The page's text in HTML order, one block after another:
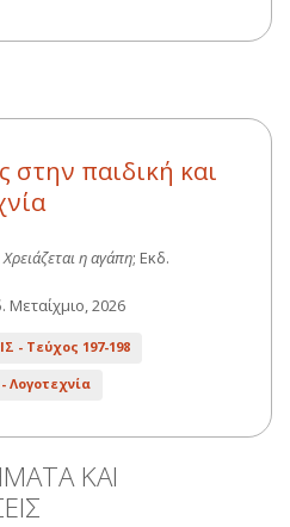
στην παιδική και
Χρειάζεται η αγάπη; Εκδ.
Μεταίχμιο, 2026
- Τεύχος 197-198
Λογοτεχνία
ΚΑΙ